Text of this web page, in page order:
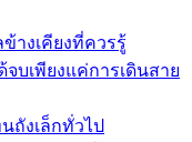
างเคียงที่ควรรู้
บเพียงแค่การเดินสาย
ถังเล็กทั่วไป